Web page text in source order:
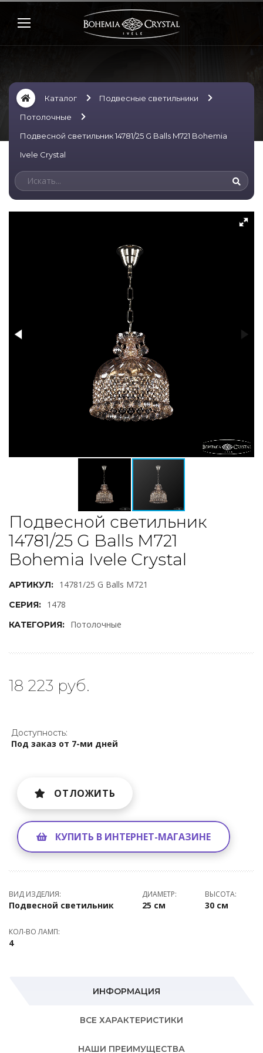
Каталог
Подвесные светильники
Потолочные
Подвесной светильник 14781/25 G Balls M721 Bohemia
Ivele Crystal
Подвесной светильник
14781/25 G Balls M721
Bohemia Ivele Crystal
АРТИКУЛ: 14781/25 G Balls M721
СЕРИЯ: 1478
КАТЕГОРИЯ: Потолочные
18 223 руб.
Доступность:
Под заказ от 7-ми дней
ОТЛОЖИТЬ
КУПИТЬ В ИНТЕРНЕТ-МАГАЗИНЕ
ВИД ИЗДЕЛИЯ:
Подвесной светильник
ДИАМЕТР:
25 см
ВЫСОТА:
30 см
КОЛ-ВО ЛАМП:
4
ИНФОРМАЦИЯ
ВСЕ ХАРАКТЕРИСТИКИ
НАШИ ПРЕИМУЩЕСТВА